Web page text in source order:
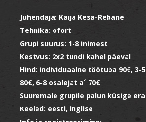
Juhendaja: Kaija Kesa-Rebane
Tehnika: ofort
Grupi suurus: 1-8 inimest
Kestvus: 2x2 tundi kahel päeval
Hind: individuaalne töötuba 90€, 3-
80€, 6-8 osalejat a´ 70€
Suuremale grupile palun küsige
Keeled: eesti, inglise